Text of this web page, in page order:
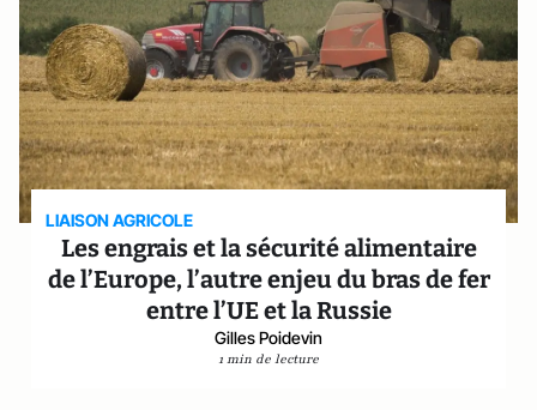
LIAISON AGRICOLE
Les engrais et la sécurité alimentaire
de l’Europe, l’autre enjeu du bras de fer
entre l’UE et la Russie
Gilles Poidevin
1 min de lecture